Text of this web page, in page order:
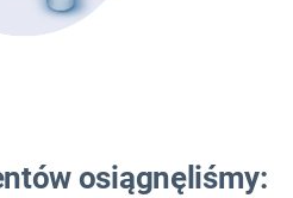
osiągnęliśmy: